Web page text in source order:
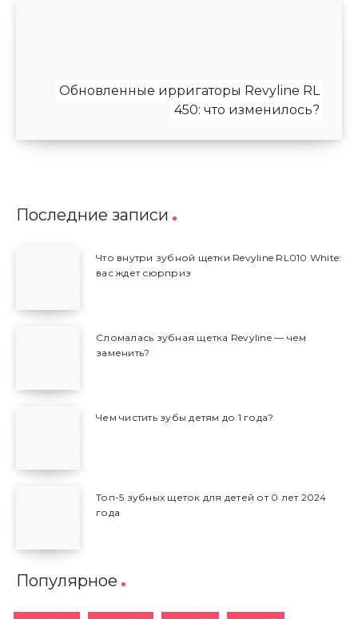
Обновленные ирригаторы Revyline RL
450: что изменилось?
Последние записи
Что внутри зубной щетки Revyline RL010 White:
вас ждет сюрприз
Сломалась зубная щетка Revyline — чем
заменить?
Чем чистить зубы детям до 1 года?
Топ-5 зубных щеток для детей от 0 лет 2024
года
Популярное